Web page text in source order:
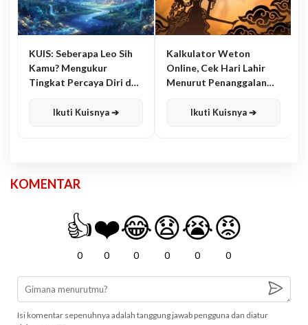
KUIS: Seberapa Leo Sih
Kamu? Mengukur
Tingkat Percaya Diri dan
Ikuti Kuisnya ➔
Kalkulator Weton
Online, Cek Hari Lahir
Menurut Penanggalan
Ikuti Kuisnya ➔
KOMENTAR
👍
0
❤️
0
😂
0
😧
0
😭
0
😡
0
Isi komentar sepenuhnya adalah tanggung jawab pengguna dan diatur